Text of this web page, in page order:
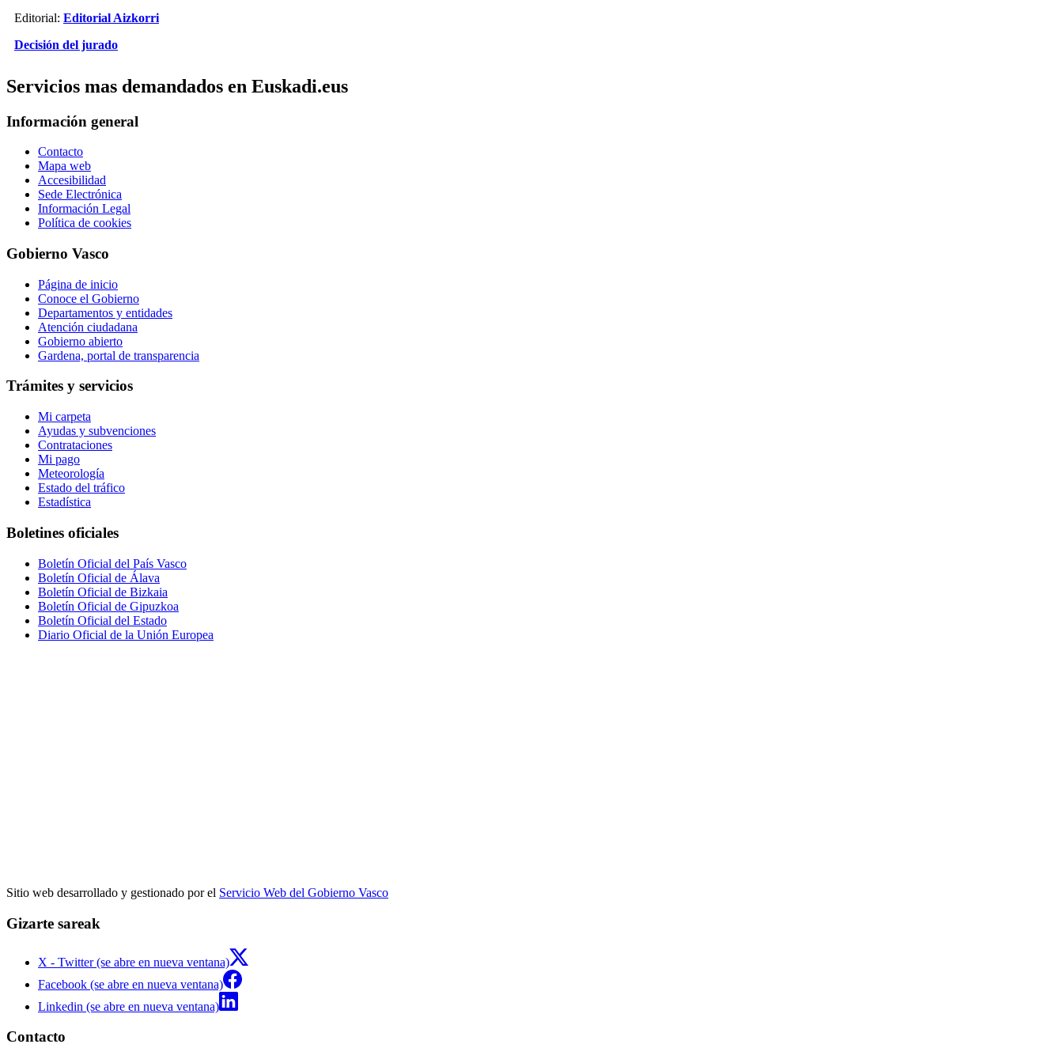
Editorial: Editorial Aizkorri
Decisión del jurado
Servicios mas demandados en Euskadi.eus
Información general
Contacto
Mapa web
Accesibilidad
Sede Electrónica
Información Legal
Política de cookies
Gobierno Vasco
Página de inicio
Conoce el Gobierno
Departamentos y entidades
Atención ciudadana
Gobierno abierto
Gardena, portal de transparencia
Trámites y servicios
Mi carpeta
Ayudas y subvenciones
Contrataciones
Mi pago
Meteorología
Estado del tráfico
Estadística
Boletines oficiales
Boletín Oficial del País Vasco
Boletín Oficial de Álava
Boletín Oficial de Bizkaia
Boletín Oficial de Gipuzkoa
Boletín Oficial del Estado
Diario Oficial de la Unión Europea
Sitio web desarrollado y gestionado por el Servicio Web del Gobierno Vasco
Gizarte sareak
X - Twitter (se abre en nueva ventana)
Facebook (se abre en nueva ventana)
Linkedin (se abre en nueva ventana)
Contacto